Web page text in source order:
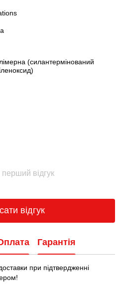
(силантермінований
відгук
відгук
Гарантія
при підтвердженні